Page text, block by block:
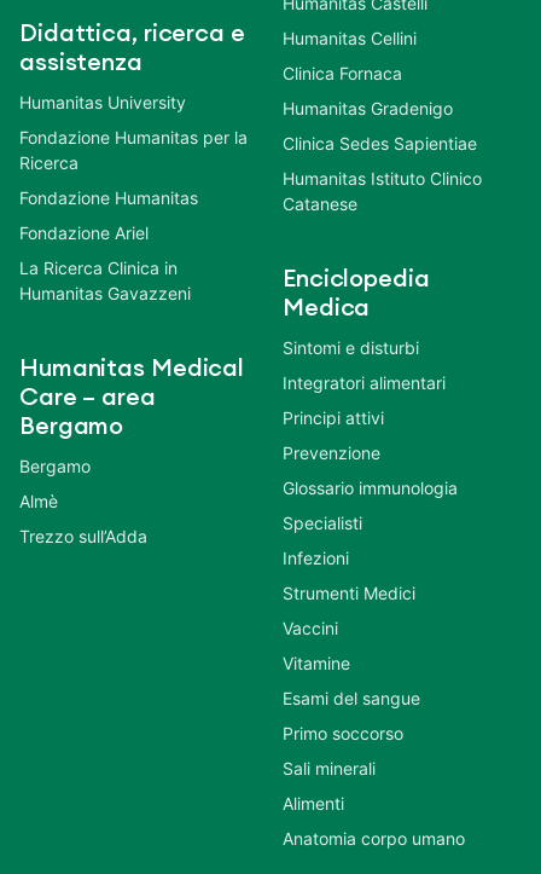
Didattica, ricerca e
assistenza
Humanitas University
Fondazione Humanitas per la
Ricerca
Fondazione Humanitas
Fondazione Ariel
La Ricerca Clinica in
Humanitas Gavazzeni
Humanitas Medical
Care – area
Bergamo
Bergamo
Almè
Trezzo sull’Adda
Humanitas Cellini
Clinica Fornaca
Humanitas Gradenigo
Clinica Sedes Sapientiae
Humanitas Istituto Clinico
Catanese
Enciclopedia
Medica
Sintomi e disturbi
Integratori alimentari
Principi attivi
Prevenzione
Glossario immunologia
Specialisti
Infezioni
Strumenti Medici
Vaccini
Vitamine
Esami del sangue
Primo soccorso
Sali minerali
Alimenti
Anatomia corpo umano